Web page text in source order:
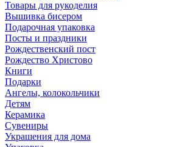
Товары для рукоделия
Вышивка бисером
Подарочная упаковка
Посты и праздники
Рождественский пост
Рождество Христово
Книги
Подарки
Ангелы, колокольчики
Детям
Керамика
Сувениры
Украшения для дома